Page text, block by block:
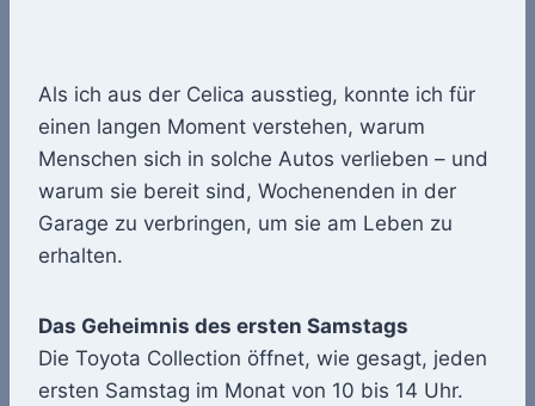
Als ich aus der Celica ausstieg, konnte ich für
einen langen Moment verstehen, warum
Menschen sich in solche Autos verlieben – und
warum sie bereit sind, Wochenenden in der
Garage zu verbringen, um sie am Leben zu
erhalten.
Das Geheimnis des ersten Samstags
Die Toyota Collection öffnet, wie gesagt, jeden
ersten Samstag im Monat von 10 bis 14 Uhr.